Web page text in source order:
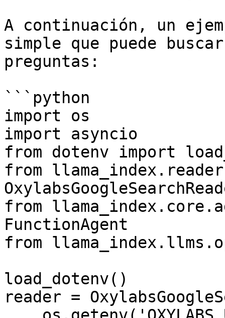
A continuación, un
simple que puede
preguntas:
```python
import os
import asyncio
from dotenv import
from
from
FunctionAgent
from
load_dotenv()
reader =